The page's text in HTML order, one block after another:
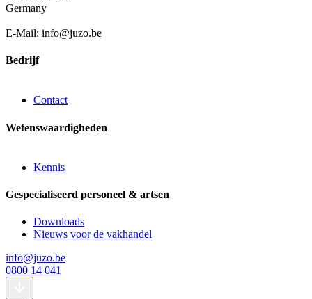
Germany
E-Mail: info@juzo.be
Bedrijf
Contact
Wetenswaardigheden
Kennis
Gespecialiseerd personeel & artsen
Downloads
Nieuws voor de vakhandel
info@juzo.be
0800 14 041